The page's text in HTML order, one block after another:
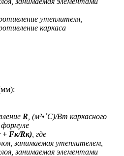
утеплителя,
каркаса
R , (м²•˚С)/Вт каркасного
формуле
+ Fк/Rк) , где
занимаемая утеплителем,
занимаемая элементами